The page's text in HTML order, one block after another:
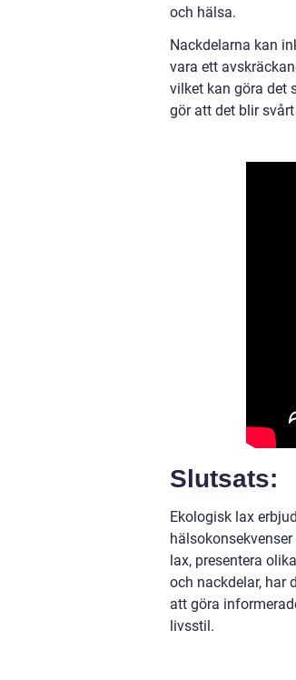
och hälsa.
Nackdelarna kan
vara ett
vilket kan göra det
gör att det blir
Slutsats:
Ekologisk lax
lax, presentera
och nackdelar, har
att göra
livsstil.